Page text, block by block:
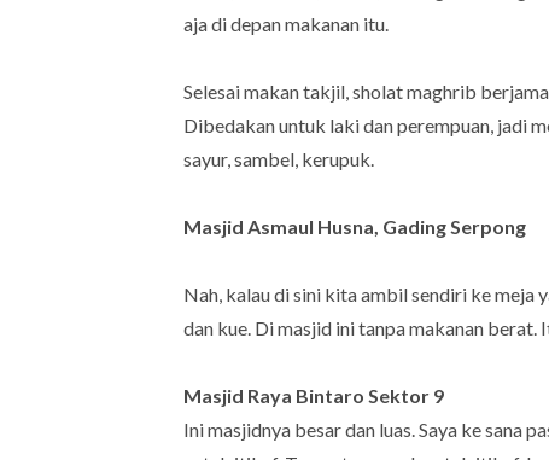
aja di depan makanan itu.
Selesai makan takjil, sholat maghrib
Dibedakan untuk laki dan perempuan, jadi
sayur, sambel, kerupuk.
Masjid Asmaul Husna, Gading Serpong
Nah, kalau di sini kita ambil sendiri ke meja
dan kue. Di masjid ini tanpa makanan
Masjid Raya Bintaro Sektor 9
Ini masjidnya besar dan luas. Saya ke sana